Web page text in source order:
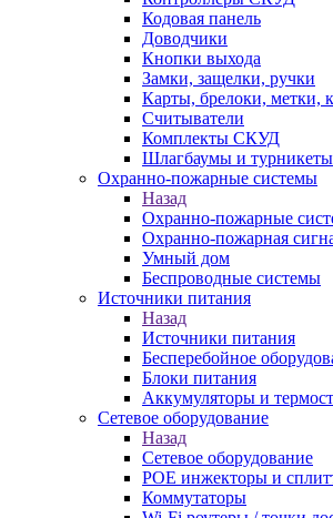
Кодовая панель
Доводчики
Кнопки выхода
Замки, защелки, ручки
Карты, брелоки, метки,
Считыватели
Комплекты СКУД
Шлагбаумы и турникеты
Охранно-пожарные системы
Назад
Охранно-пожарные
Охранно-пожарная
Умный дом
Беспроводные системы
Источники питания
Назад
Источники питания
Бесперебойное
Блоки питания
Аккумуляторы и
Сетевое оборудование
Назад
Сетевое оборудование
POE инжекторы и
Коммутаторы